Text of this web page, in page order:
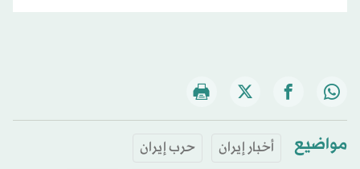
مواضيع أخبار إيران
حرب إيران